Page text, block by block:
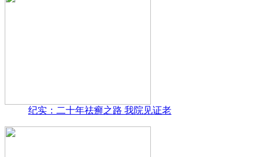
纪实：二十年祛癣之路 我院见证老